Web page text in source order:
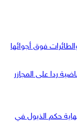
فوق أجوائها
ردا على المجازر
حكم الذيول في